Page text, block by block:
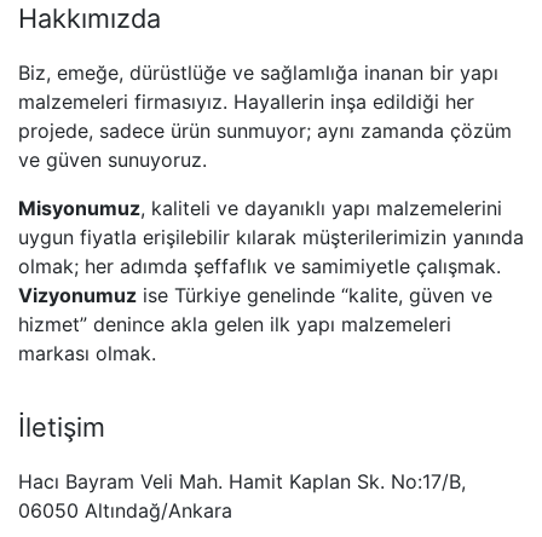
Hakkımızda
Biz, emeğe, dürüstlüğe ve sağlamlığa inanan bir yapı
malzemeleri firmasıyız. Hayallerin inşa edildiği her
projede, sadece ürün sunmuyor; aynı zamanda çözüm
ve güven sunuyoruz.
Misyonumuz, kaliteli ve dayanıklı yapı malzemelerini
uygun fiyatla erişilebilir kılarak müşterilerimizin yanında
olmak; her adımda şeffaflık ve samimiyetle çalışmak.
Vizyonumuz ise Türkiye genelinde “kalite, güven ve
hizmet” denince akla gelen ilk yapı malzemeleri
markası olmak.
İletişim
Hacı Bayram Veli Mah. Hamit Kaplan Sk. No:17/B,
06050 Altındağ/Ankara